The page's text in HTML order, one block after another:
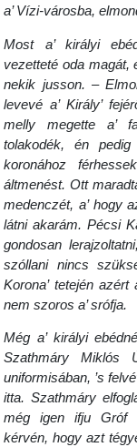
a’ Vízi-városba,
Most a’ királyi
vezetteté oda magát,
nekik jusson. –
levevé a’ Király’
melly megette a’
tolakodék, én
koronához
áltmenést. Ott
medenczét, a’ hogy
látni akarám. Pécsi
gondosan
szóllani nincs
Korona’ tetején
nem szoros a’ srófja.
Még a’ királyi
Szathmáry Miklós
uniformisában, ’s
itta. Szathmáry
még igen ifju Gróf
kérvén, hogy azt